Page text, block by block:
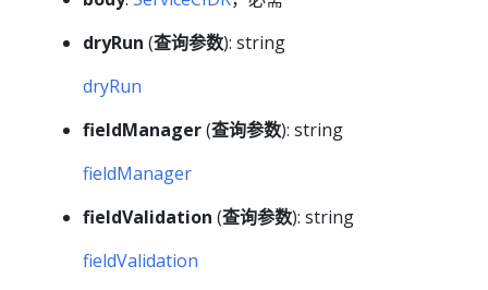
dryRun (查询参数): string
dryRun
fieldManager(查询参数): string
fieldManager
fieldValidation (查询参数): string
fieldValidation